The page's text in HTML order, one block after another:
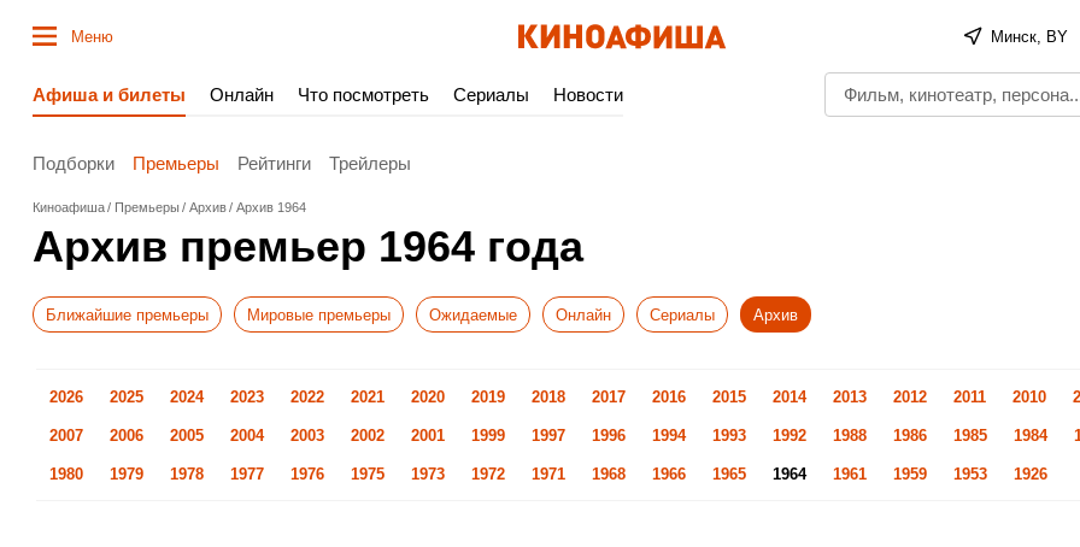
Меню Минск, BY
Афиша и билеты Онлайн Что посмотреть Сериалы Новости
Подборки Премьеры Рейтинги Трейлеры
Киноафиша Премьеры Архив Архив 1964
Архив премьер 1964 года
Ближайшие премьеры Мировые премьеры Ожидаемые Онлайн Сериалы Архив
2026 2025 2024 2023 2022 2021 2020 2019 2018 2017 2016 2015 2014 2013 2012 2011 2010
2007 2006 2005 2004 2003 2002 2001 1999 1997 1996 1994 1993 1992 1988 1986 1985 1984
1980 1979 1978 1977 1976 1975 1973 1972 1971 1968 1966 1965 1964 1961 1959 1953 1926